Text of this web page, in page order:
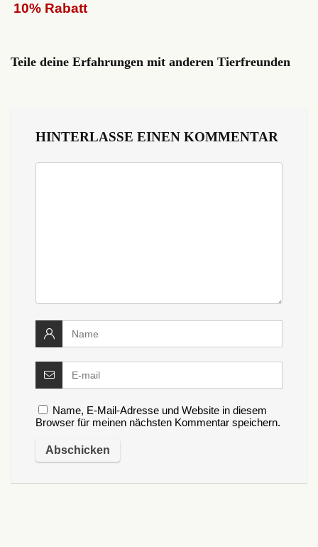
10% Rabatt
Teile deine Erfahrungen mit anderen Tierfreunden
HINTERLASSE EINEN KOMMENTAR
Name, E-Mail-Adresse und Website in diesem
Browser für meinen nächsten Kommentar speichern.